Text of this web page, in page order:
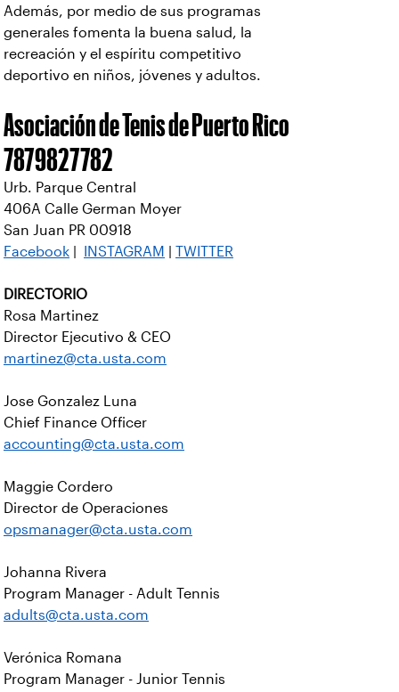
Además, por medio de sus programas
generales fomenta la buena salud, la
recreación y el espíritu competitivo
deportivo en niños, jóvenes y adultos.
Asociación de Tenis de Puerto Rico
7879827782
Urb. Parque Central
406A Calle German Moyer
San Juan PR 00918
Facebook
INSTAGRAM TWITTER
DIRECTORIO
Rosa Martinez
Director Ejecutivo & CEO
martinez@cta.usta.com
Jose Gonzalez Luna
Chief Finance Officer
accounting@cta.usta.com
Maggie Cordero
Director de Operaciones
opsmanager@cta.usta.com
Johanna Rivera
Program Manager - Adult Tennis
adults@cta.usta.com
Verónica Romana
Program Manager - Junior Tennis